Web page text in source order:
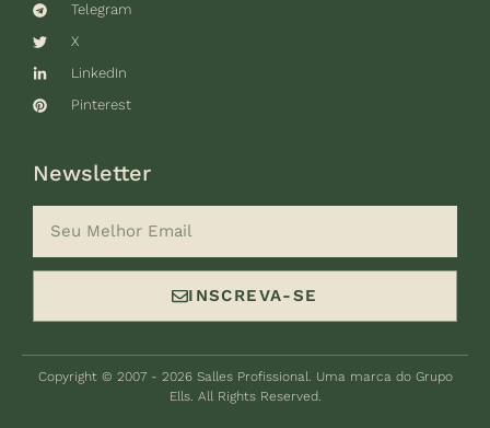
Telegram
X
LinkedIn
Pinterest
Newsletter
INSCREVA-SE
Copyright © 2007 - 2026 Salles Profissional. Uma marca do Grupo
Ells. All Rights Reserved.